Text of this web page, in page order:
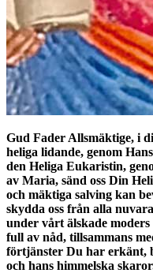
Gud Fader Allsmäktige, i
heliga lidande, genom
den Heliga Eukaristin,
av Maria, sänd oss Din
och mäktiga salving kan
skydda oss från alla
under vårt älskade
full av nåd, tillsammans
förtjänster Du har erkänt,
och hans himmelska